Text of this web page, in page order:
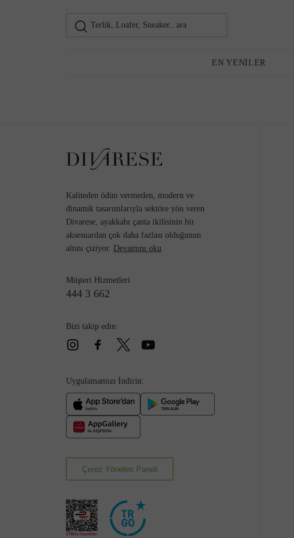
Terlik, Loafer, Sneaker.. ara
EN YENILER
Sneaker
Kaliteden ödün vermeden, modern ve
dinamik tasarımlarıyla sektöre yön veren
Divarese, ayakkabı çanta ikilisinin bir
aksesuardan çok daha fazlası olduğunun
altını çiziyor. Devamını oku
Müşteri Hizmetleri
444 3 662
Bizi takip edin:
Uygulamamızı İndirin:
Çerez Yönetim Paneli